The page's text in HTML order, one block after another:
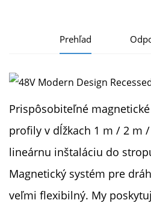
Prehľad
Prispôsobiteľné
profily v dĺžkach 1 m / 2 m
lineárnu inštaláciu do
Magnetický systém pre
veľmi flexibilný. My